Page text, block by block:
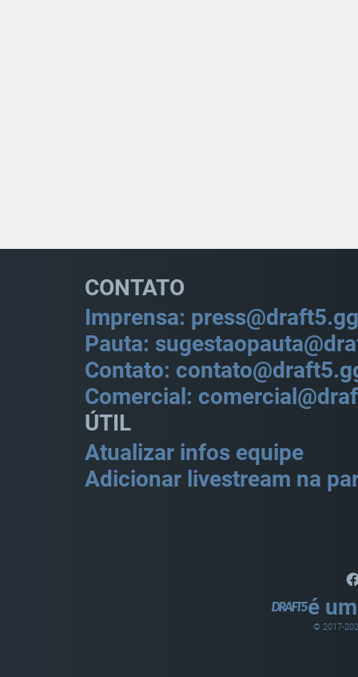
CONTATO
Imprensa: press@draft5.gg
Pauta:
Contato:
Comercial:
ÚTIL
Atualizar infos equipe
Adicionar livestream na
é
© 2017-